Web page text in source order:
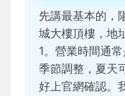
先講最基本的，
城大樓頂樓，地
1。營業時間通
季節調整，夏天
好上官網確認。